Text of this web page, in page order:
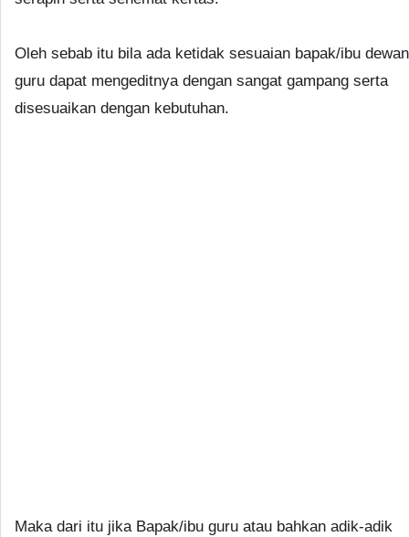
Oleh sebab itu bila ada ketidak sesuaian bapak/ibu dewan
guru dapat mengeditnya dengan sangat gampang serta
disesuaikan dengan kebutuhan.
Maka dari itu jika Bapak/ibu guru atau bahkan adik-adik